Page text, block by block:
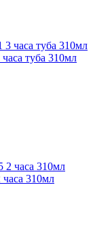
туба 310мл
310мл